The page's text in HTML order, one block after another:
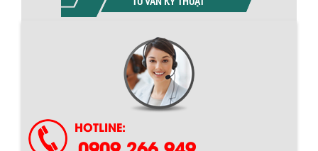
HOTLINE:
Chính sách giao hàng